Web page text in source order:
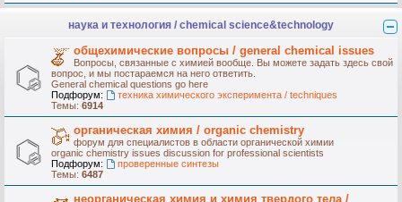
наука и технология / chemical science&technology
общехимические вопросы / general chemical issues
Вопросы, связанные с химией вообще. Вы можете задать здесь свой
вопрос, и мы постараемся на него ответить.
General chemical questions go here
Подфорум:
техника химического эксперимента / techniques
Темы: 6914
органическая химия / organic chemistry
форум для специалистов в области органической химии
organic chemistry issues discussion for professional scientists
Подфорум:
проверенные синтезы
Темы: 6487
неорганическая химия и химия твердого тела /